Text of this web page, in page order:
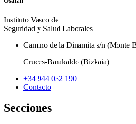
Instituto Vasco de
Seguridad y Salud Laborales
Camino de la Dinamita s/n (Monte
Cruces-Barakaldo (Bizkaia)
+34 944 032 190
Contacto
Secciones